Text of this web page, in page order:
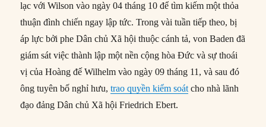
lạc với Wilson vào ngày 04 tháng 10 để tìm kiếm một thỏa
thuận đình chiến ngay lập tức. Trong vài tuần tiếp theo, bị
áp lực bởi phe Dân chủ Xã hội thuộc cánh tả, von Baden đã
giám sát việc thành lập một nền cộng hòa Đức và sự thoái
vị của Hoàng đế Wilhelm vào ngày 09 tháng 11, và sau đó
ông tuyên bố nghỉ hưu,trao quyền kiểm soátcho nhà lãnh
đạo đảng Dân chủ Xã hội Friedrich Ebert.